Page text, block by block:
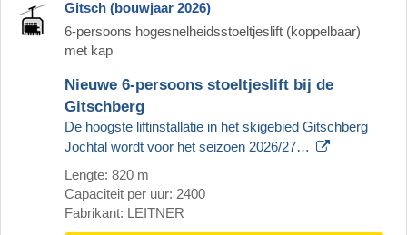
Gitsch (bouwjaar 2026)
6-persoons hogesnelheidsstoeltjeslift (koppelbaar)
met kap
Nieuwe 6-persoons stoeltjeslift bij de
Gitschberg
De hoogste liftinstallatie in het skigebied Gitschberg
Jochtal wordt voor het seizoen 2026/27…
Lengte: 820 m
Capaciteit per uur: 2400
Fabrikant: LEITNER